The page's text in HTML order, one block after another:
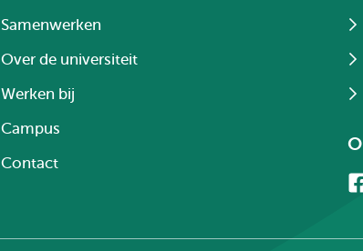
Samenwerken
Over de universiteit
Werken bij
Campus
Contact